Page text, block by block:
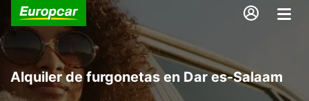
Alquiler de furgonetas en Dar es-Salaam